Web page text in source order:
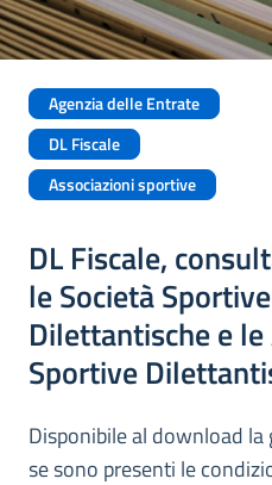
Agenzia delle Entrate
DL Fiscale
Associazioni sportive
DL Fiscale,
le Società Sportive
Dilettantische e
Sportive
Disponibile al download la
se sono presenti le